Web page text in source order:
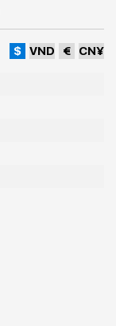
$ VND € CN¥